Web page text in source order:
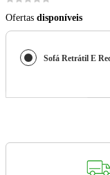
Ofertas disponíveis